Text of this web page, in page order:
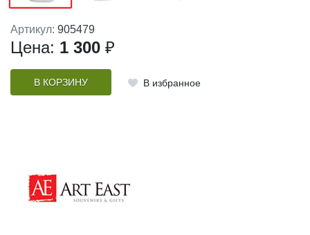
Артикул: 905479
Цена: 1 300 ₽
В КОРЗИНУ В избранное